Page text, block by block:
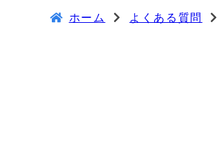
ホーム よくある質問